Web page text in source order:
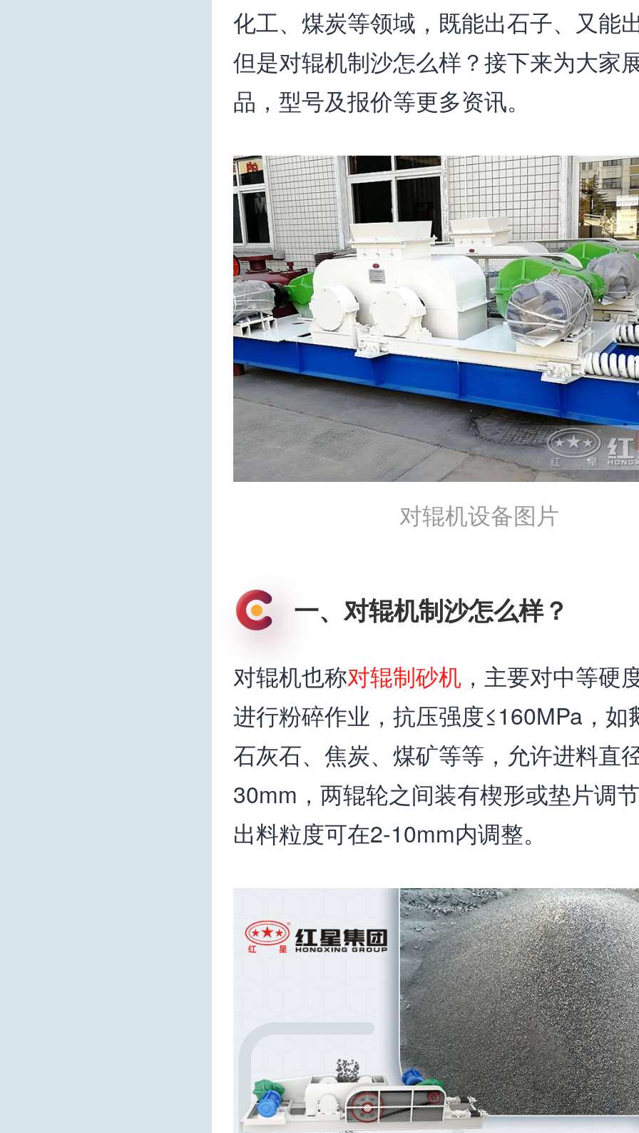
化工、煤炭等领域，既能出石子、又能
但是对辊机制沙怎么样？接下来为大家
品，型号及报价等更多资讯。
对辊机设备图片
一、对辊机制沙怎么样？
对辊机也称对辊制砂机 ，主要对中等硬
进行粉碎作业，抗压强度≤160MPa，如
石灰石、焦炭、煤矿等等，允许进料直
30mm，两辊轮之间装有楔形或垫片调
出料粒度可在2-10mm内调整。